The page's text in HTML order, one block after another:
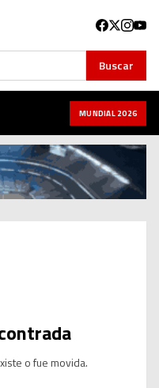
Buscar
MUNDIAL 2026
o fue movida.